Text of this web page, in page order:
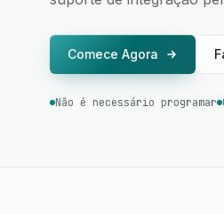
Comece Agora
Não é necessário programar